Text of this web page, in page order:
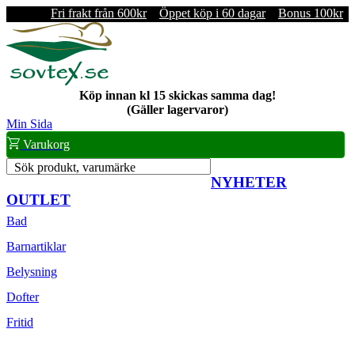
Fri frakt från 600kr Öppet köp i 60 dagar Bonus 100kr
Köp innan kl 15 skickas samma dag!
(Gäller lagervaror)
Min Sida
Varukorg
Sök produkt, varumärke
NYHETER
OUTLET
Bad
Barnartiklar
Belysning
Dofter
Fritid